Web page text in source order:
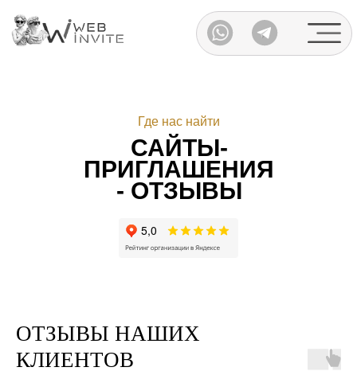
Каталог
САЙТЫ-
ПРИГЛАШЕНИЯ
- ОТЗЫВЫ
Где нас найти
ОТЗЫВЫ НАШИХ
КЛИЕНТОВ